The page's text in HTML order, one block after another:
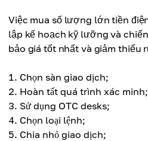
Việc mua số lượng lớn tiền
lập kế hoạch kỹ lưỡng và
bảo giá tốt nhất và giảm thiểu
Chọn sàn giao dịch;
Hoàn tất quá trình xác minh;
Sử dụng OTC desks;
Chọn loại lệnh;
Chia nhỏ giao dịch;